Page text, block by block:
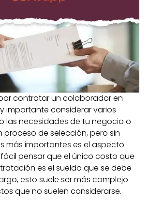
contratar un colaborador en
importante considerar varios
las necesidades de tu negocio o
proceso de selección, pero sin
más importantes es el aspecto
pensar que el único costo que
es el sueldo que se debe
esto suele ser más complejo
que no suelen considerarse.